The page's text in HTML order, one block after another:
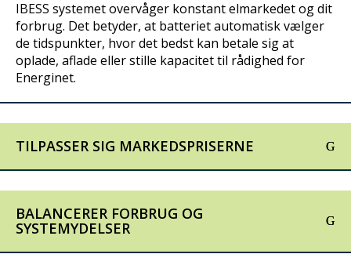
IBESS systemet overvåger konstant elmarkedet og dit
forbrug. Det betyder, at batteriet automatisk vælger
de tidspunkter, hvor det bedst kan betale sig at
oplade, aflade eller stille kapacitet til rådighed for
Energinet.
TILPASSER SIG MARKEDSPRISERNE
BALANCERER FORBRUG OG
SYSTEMYDELSER